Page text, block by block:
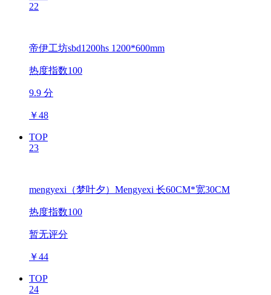
22
帝伊工坊sbd1200hs 1200*600mm
热度指数100
9.9 分
￥48
TOP
23
mengyexi（梦叶夕）Mengyexi 长60CM*宽30CM
热度指数100
暂无评分
￥44
TOP
24